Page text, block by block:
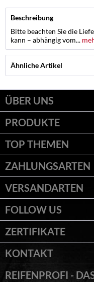
Beschreibung
Bitte beachten Sie die
kann – abhängig vom...
Ähnliche Artikel
ÜBER UNS
PRODUKTE
TOP THEMEN
ZAHLUNGSARTEN
VERSANDARTEN
FOLLOW US
ZERTIFIKATE
KONTAKT
REIFENPROFI -